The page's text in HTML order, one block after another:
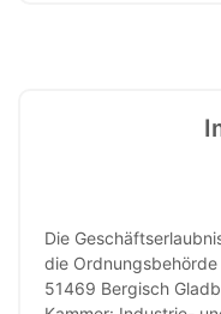
Die
die Ordnungsbehörde
51469 Bergisch